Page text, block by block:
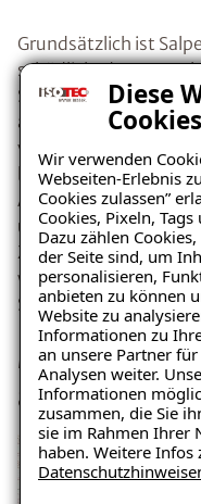
Diese
Cookies
Wir verwenden
Webseiten-Erlebnis
Cookies zulassen”
Cookies, Pixeln,
Dazu zählen
der Seite sind, um
personalisieren,
anbieten zu können
Website zu
Informationen zu
an unsere Partner
Analysen weiter.
Informationen
zusammen, die Sie
sie im Rahmen Ihrer
haben. Weitere Infos
Grundsätzlich ist
schädlich, denn zu
Salpeter
auskristallisiert und
von Salpeter
bezeichnet man
Auskristallisation
und lässt somit den
Zustand des
weißer Flaum dar
Schimmelpilzen
Mögliche
Ratgeber
Salpeter“
– jetzt